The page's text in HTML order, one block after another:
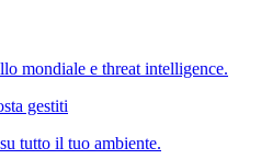
mondiale e threat intelligence.
gestiti
tutto il tuo ambiente.